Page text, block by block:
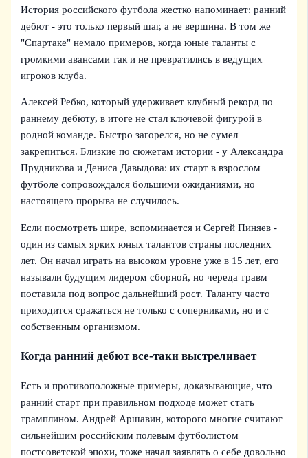
История российского футбола жестко напоминает: ранний
дебют - это только первый шаг, а не вершина. В том же
"Спартаке" немало примеров, когда юные таланты с
громкими авансами так и не превратились в ведущих
игроков клуба.
Алексей Ребко, который удерживает клубный рекорд по
раннему дебюту, в итоге не стал ключевой фигурой в
родной команде. Быстро загорелся, но не сумел
закрепиться. Близкие по сюжетам истории - у Александра
Прудникова и Дениса Давыдова: их старт в взрослом
футболе сопровождался большими ожиданиями, но
настоящего прорыва не случилось.
Если посмотреть шире, вспоминается и Сергей Пиняев -
один из самых ярких юных талантов страны последних
лет. Он начал играть на высоком уровне уже в 15 лет, его
называли будущим лидером сборной, но череда травм
поставила под вопрос дальнейший рост. Таланту часто
приходится сражаться не только с соперниками, но и с
собственным организмом.
Когда ранний дебют все-таки выстреливает
Есть и противоположные примеры, доказывающие, что
ранний старт при правильном подходе может стать
трамплином. Андрей Аршавин, которого многие считают
сильнейшим российским полевым футболистом
постсоветской эпохи, тоже начал заявлять о себе довольно